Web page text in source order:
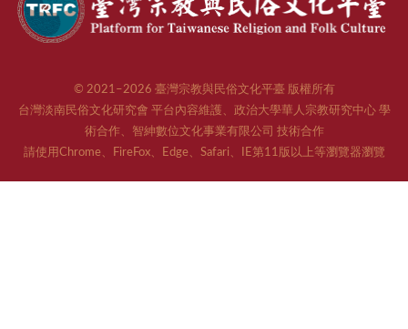
© 2021–2026 臺灣宗教與民俗文化平臺 版權所有
台灣淡南民俗文化研究會 平台內容維護、政治大學華人宗教研究中心 學
術合作、智紳數位文化事業有限公司 技術合作
請使用Chrome、FireFox、Edge、Safari、IE第11版以上等瀏覽器瀏覽